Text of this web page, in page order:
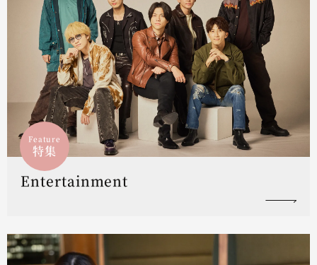
Feature
特集
Entertainment